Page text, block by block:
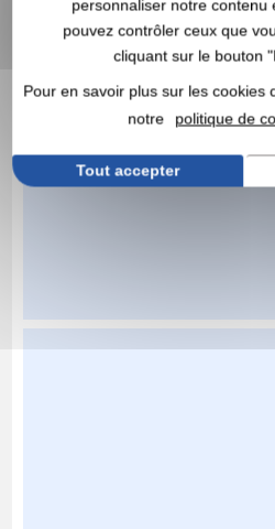
personnaliser notre contenu
pouvez contrôler ceux que
cliquant sur le bouton
Pour en savoir plus sur les cookies
notre
politique de
Tout accepter